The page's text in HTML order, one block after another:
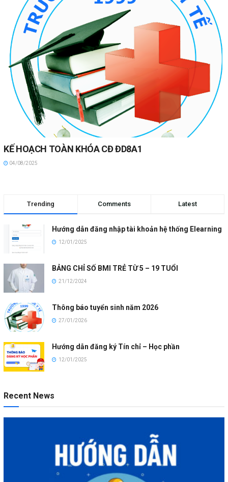
KẾ HOẠCH TOÀN KHÓA CĐ ĐD8A1
04/08/2025
Trending Comments Latest
Hướng dẫn đăng nhập tài khoản hệ thống Elearning
12/01/2025
BẢNG CHỈ SỐ BMI TRẺ TỪ 5 – 19 TUỔI
21/12/2024
Thông báo tuyển sinh năm 2026
27/01/2026
Hướng dẫn đăng ký Tín chỉ – Học phần
12/01/2025
Recent News